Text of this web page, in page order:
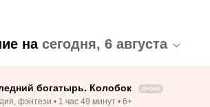
на сегодня, 6 августа
богатырь. Колобок ПРОМО
фэнтези 1 час 49 минут 6+